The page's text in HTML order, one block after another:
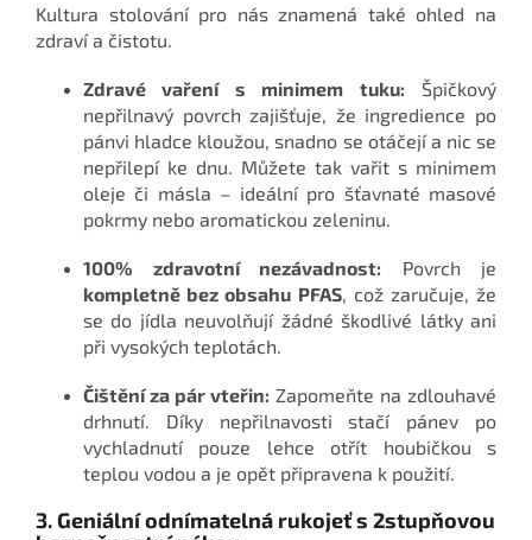
Kultura stolování pro nás znamená také ohled na
zdraví a čistotu.
Zdravé vaření s minimem tuku: Špičkový
nepřilnavý povrch zajišťuje, že ingredience po
pánvi hladce kloužou, snadno se otáčejí a nic se
nepřilepí ke dnu. Můžete tak vařit s minimem
oleje či másla – ideální pro šťavnaté masové
pokrmy nebo aromatickou zeleninu.
100% zdravotní nezávadnost: Povrch je
kompletně bez obsahu PFAS, což zaručuje, že
se do jídla neuvolňují žádné škodlivé látky ani
při vysokých teplotách.
Čištění za pár vteřin: Zapomeňte na zdlouhavé
drhnutí. Díky nepřilnavosti stačí pánev po
vychladnutí pouze lehce otřít houbičkou s
teplou vodou a je opět připravena k použití.
3. Geniální odnímatelná rukojeť s 2stupňovou